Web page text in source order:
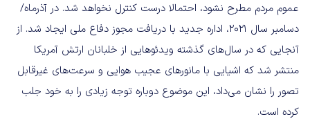
عموم مردم مطرح نشود، احتمالا درست کنترل نخواهد شد. در آذرماه/
دسامبر سال ۲۰۲۱، اداره جدید با دریافت مجوز دفاع ملی ایجاد شد. از
آنجایی که در سال‌های گذشته ویدئوهایی از خلبانان ارتش آمریکا
منتشر شد که اشیایی با مانورهای عجیب هوایی و سرعت‌های غیرقابل
تصور را نشان می‌داد، این موضوع دوباره توجه زیادی را به خود جلب
کرده است.